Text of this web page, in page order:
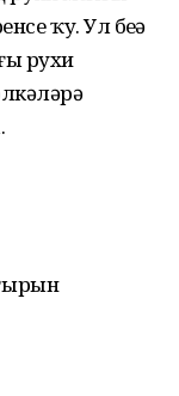
ҡуҙ. Ул беҙҙә
рухи